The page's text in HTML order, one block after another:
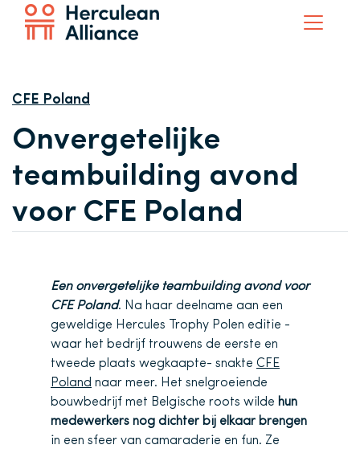
CFE Poland
Onvergetelijke
teambuilding avond
voor CFE Poland
Een onvergetelijke teambuilding avond voor
CFE Poland. Na haar deelname aan een
geweldige Hercules Trophy Polen editie -
waar het bedrijf trouwens de eerste en
tweede plaats wegkaapte- snakte CFE
Poland naar meer. Het snelgroeiende
bouwbedrijf met Belgische roots wilde hun
medewerkers nog dichter bij elkaar brengen
in een sfeer van camaraderie en fun. Ze